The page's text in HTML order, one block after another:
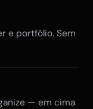
e portfólio. Sem
— em cima